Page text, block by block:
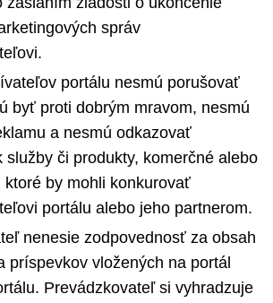
správ
portálu nesmú porušovať
byť proti dobrým mravom, nesmú
a nesmú odkazovať
služby či produkty, komerčné alebo
ktoré by mohli konkurovať
portálu alebo jeho partnerom.
nenesie zodpovednosť za obsah
príspevkov vložených na portál
Prevádzkovateľ si vyhradzuje